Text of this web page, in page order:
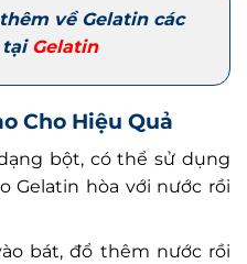
về Gelatin các
tại Gelatin
Cho Hiệu Quả
bột, có thể sử dụng
Gelatin hòa với nước rồi
bát, đổ thêm nước rồi